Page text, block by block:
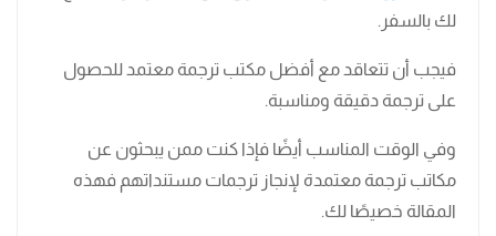
لك بالسفر.
فيجب أن تتعاقد مع أفضل مكتب ترجمة معتمد للحصول
على ترجمة دقيقة ومناسبة.
وفي الوقت المناسب أيضًا فإذا كنت ممن يبحثون عن
مكاتب ترجمة معتمدة لإنجاز ترجمات مستنداتهم فهذه
المقالة خصيصًا لك.